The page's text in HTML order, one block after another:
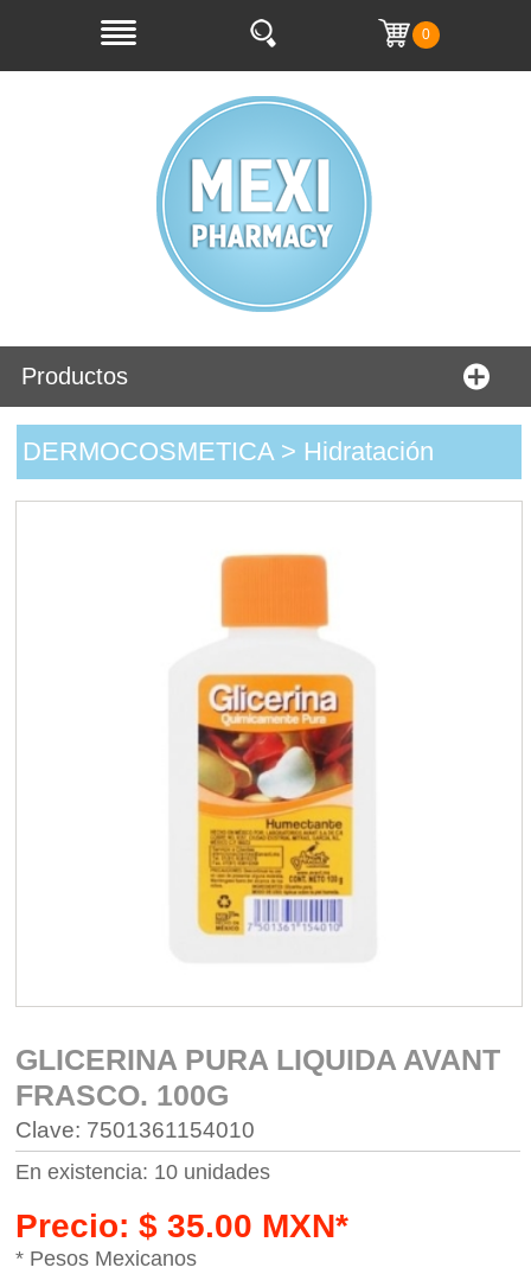
0
Productos
DERMOCOSMETICA > Hidratación
GLICERINA PURA LIQUIDA AVANT
FRASCO. 100G
Clave: 7501361154010
En existencia: 10 unidades
Precio: $ 35.00 MXN*
* Pesos Mexicanos